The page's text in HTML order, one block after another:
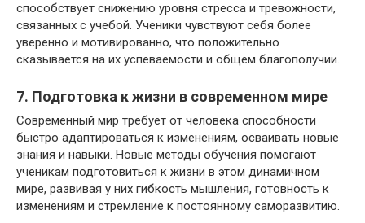
способствует снижению уровня стресса и тревожности,
связанных с учебой. Ученики чувствуют себя более
уверенно и мотивированно, что положительно
сказывается на их успеваемости и общем благополучии.
7. Подготовка к жизни в современном мире
Современный мир требует от человека способности
быстро адаптироваться к изменениям, осваивать новые
знания и навыки. Новые методы обучения помогают
ученикам подготовиться к жизни в этом динамичном
мире, развивая у них гибкость мышления, готовность к
изменениям и стремление к постоянному саморазвитию.